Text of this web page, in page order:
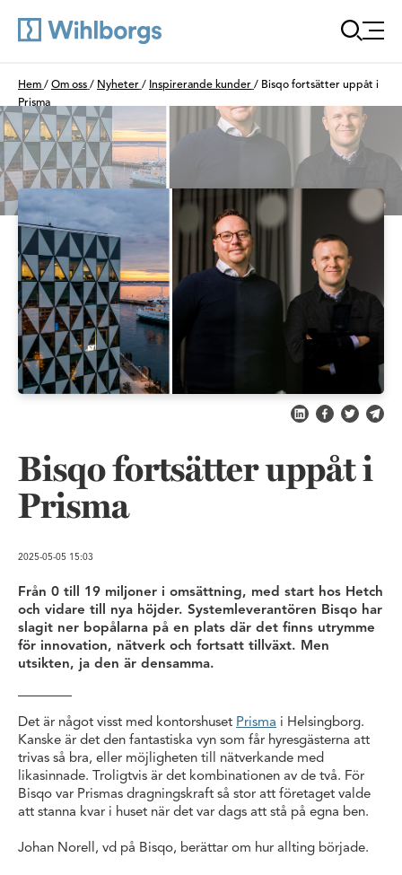
Du är här:
Hem / Om oss / Nyheter / Inspirerande kunder / Bisqo fortsätter uppåt i
Prisma
Dela på LinkedIn
Dela påDela på
Bisqo fortsätter uppåt i
Prisma
2025-05-05 15:03
Från 0 till 19 miljoner i omsättning, med start hos Hetch
och vidare till nya höjder. Systemleverantören Bisqo har
slagit ner bopålarna på en plats där det finns utrymme
för innovation, nätverk och fortsatt tillväxt. Men
utsikten, ja den är densamma.
Det är något visst med kontorshuset Prisma i Helsingborg.
Kanske är det den fantastiska vyn som får hyresgästerna att
trivas så bra, eller möjligheten till nätverkande med
likasinnade. Troligtvis är det kombinationen av de två. För
Bisqo var Prismas dragningskraft så stor att företaget valde
att stanna kvar i huset när det var dags att stå på egna ben.
Johan Norell, vd på Bisqo, berättar om hur allting började.